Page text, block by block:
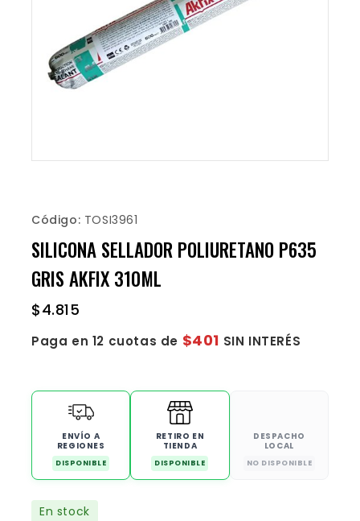
Código: TOSI3961
SILICONA SELLADOR POLIURETANO P635
GRIS AKFIX 310ML
$4.815
Paga en 12 cuotas de $401 SIN INTERÉS
ENVÍO A
REGIONES
DISPONIBLE
RETIRO EN
TIENDA
DISPONIBLE
DESPACHO
LOCAL
NO DISPONIBLE
En stock